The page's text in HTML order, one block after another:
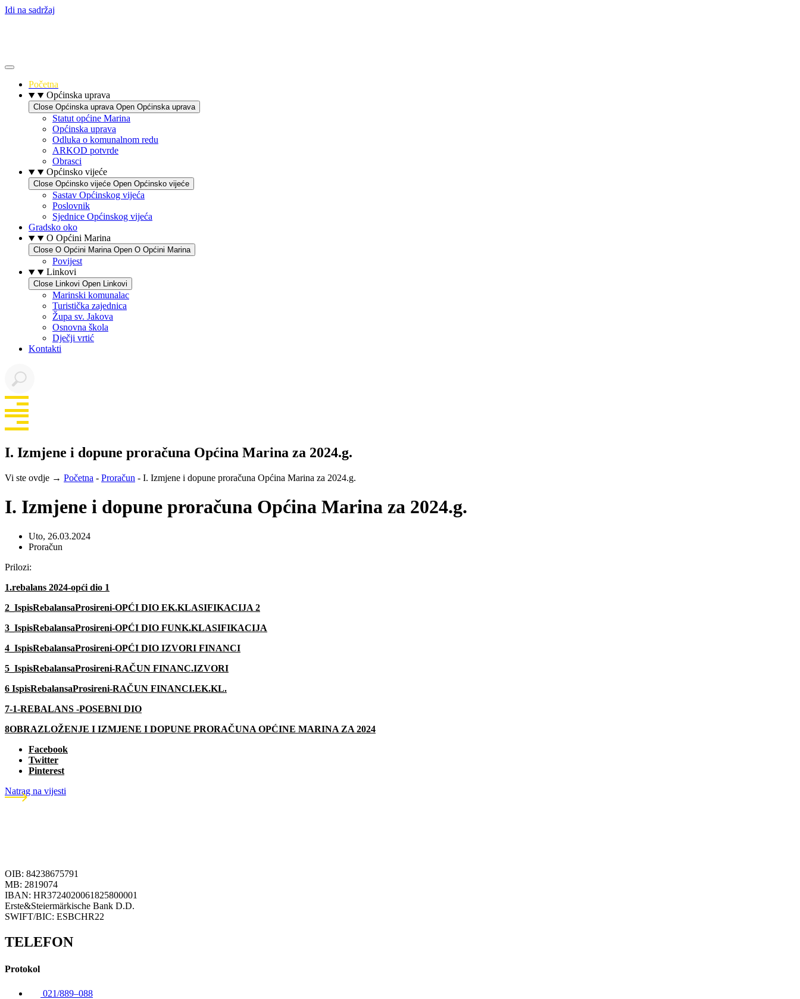
Idi na sadržaj
Početna
Općinska uprava
Close Općinska uprava Open Općinska uprava
Statut općine Marina
Općinska uprava
Odluka o komunalnom redu
ARKOD potvrde
Obrasci
Općinsko vijeće
Close Općinsko vijeće Open Općinsko vijeće
Sastav Općinskog vijeća
Poslovnik
Sjednice Općinskog vijeća
Gradsko oko
O Općini Marina
Close O Općini Marina Open O Općini Marina
Povijest
Linkovi
Close Linkovi Open Linkovi
Marinski komunalac
Turistička zajednica
Župa sv. Jakova
Osnovna škola
Dječji vrtić
Kontakti
I. Izmjene i dopune proračuna Općina Marina za 2024.g.
Vi ste ovdje → Početna - Proračun - I. Izmjene i dopune proračuna Općina Marina za 2024.g.
I. Izmjene i dopune proračuna Općina Marina za 2024.g.
Uto, 26.03.2024
Proračun
Prilozi:
1.rebalans 2024-opći dio 1
2_IspisRebalansaProsireni-OPĆI DIO EK.KLASIFIKACIJA 2
3_IspisRebalansaProsireni-OPĆI DIO FUNK.KLASIFIKACIJA
4_IspisRebalansaProsireni-OPĆI DIO IZVORI FINANCI
5_IspisRebalansaProsireni-RAČUN FINANC.IZVORI
6 IspisRebalansaProsireni-RAČUN FINANCI.EK.KL.
7-1-REBALANS -POSEBNI DIO
8OBRAZLOŽENJE I IZMJENE I DOPUNE PRORAČUNA OPĆINE MARINA ZA 2024
Facebook
Twitter
Pinterest
Natrag na vijesti
OIB: 84238675791
MB: 2819074
IBAN: HR3724020061825800001
Erste&Steiermärkische Bank D.D.
SWIFT/BIC: ESBCHR22
TELEFON
Protokol
021/889–088